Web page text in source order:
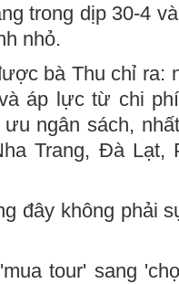
trong dịp 30-4
nhỏ.
bà Thu chỉ ra:
áp lực từ chi
ngân sách,
Trang, Đà Lạt,
đây không phải
tour' sang